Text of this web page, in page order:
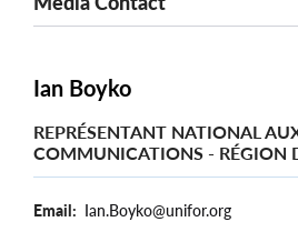
Ian Boyko
REPRÉSENTANT NATIONAL
COMMUNICATIONS - RÉGION
Email Ian.Boyko@unifor.org